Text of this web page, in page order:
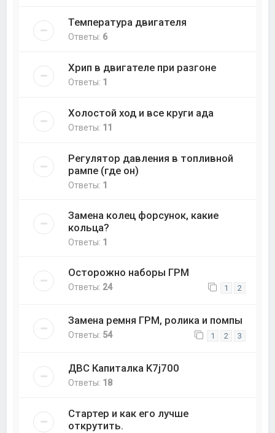
Температура двигателя
Ответы: 6
Хрип в двигателе при разгоне
Ответы: 1
Холостой ход и все круги ада
Ответы: 11
Регулятор давления в топливной
рампе (где он)
Ответы: 1
Замена колец форсунок, какие
кольца?
Ответы: 1
Осторожно наборы ГРМ
Ответы: 24 1 2
Замена ремня ГРМ, ролика и помпы
Ответы: 54 1 2 3
ДВС Капиталка K7j700
Ответы: 18
Стартер и как его лучше
открутить.